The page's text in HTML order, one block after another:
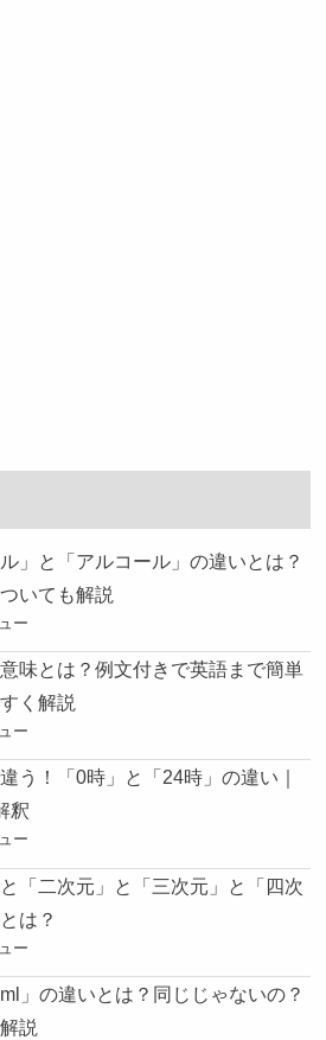
ル」と「アルコール」の違いとは？
いても解説
ー
意味とは？例文付きで英語まで簡単
く解説
ー
う！「0時」と「24時」の違い｜
釈
ー
と「二次元」と「三次元」と「四次
は？
ー
ml」の違いとは？同じじゃないの？
説